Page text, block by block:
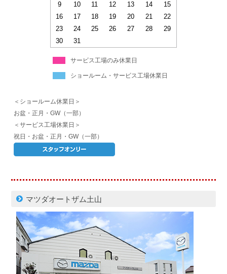
9
10 11 12 13 14
15
16
17 18 19 20 21
22
23
24 25 26 27 28
29
30
31
サービス工場のみ休業日
ショールーム・サービス工場休業日
＜ショールーム休業日＞
お盆・正月・GW（一部）
＜サービス工場休業日＞
祝日・お盆・正月・GW（一部）
マツダオートザム土山